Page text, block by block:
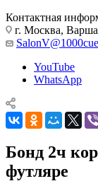
Контактная
г. Москва,
YouTube
WhatsApp
Бонд 2ч
футляре